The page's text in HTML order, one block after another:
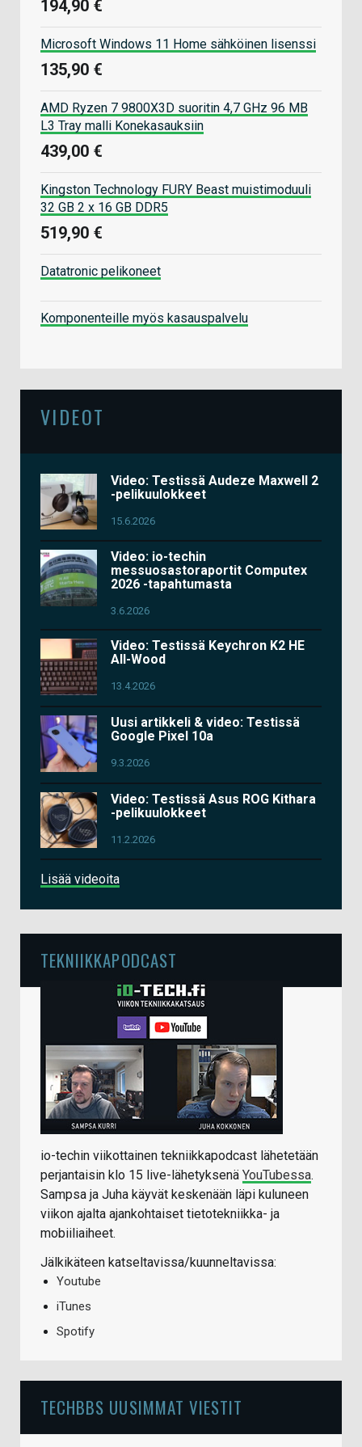
194,90 €
Microsoft Windows 11 Home sähköinen lisenssi
135,90 €
AMD Ryzen 7 9800X3D suoritin 4,7 GHz 96 MB
L3 Tray malli Konekasauksiin
439,00 €
Kingston Technology FURY Beast muistimoduuli
32 GB 2 x 16 GB DDR5
519,90 €
Datatronic pelikoneet
Komponenteille myös kasauspalvelu
VIDEOT
Video: Testissä Audeze Maxwell 2
-pelikuulokkeet
15.6.2026
Video: io-techin
messuosastoraportit Computex
2026 -tapahtumasta
3.6.2026
Video: Testissä Keychron K2 HE
All-Wood
13.4.2026
Uusi artikkeli & video: Testissä
Google Pixel 10a
9.3.2026
Video: Testissä Asus ROG Kithara
-pelikuulokkeet
11.2.2026
Lisää videoita
TEKNIIKKAPODCAST
io-techin viikottainen tekniikkapodcast lähetetään
perjantaisin klo 15 live-lähetyksenä YouTubessa.
Sampsa ja Juha käyvät keskenään läpi kuluneen
viikon ajalta ajankohtaiset tietotekniikka- ja
mobiiliaiheet.
Jälkikäteen katseltavissa/kuunneltavissa:
Youtube
iTunes
Spotify
TECHBBS UUSIMMAT VIESTIT